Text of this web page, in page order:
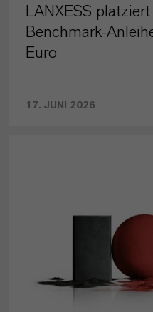
LANXESS
Benchmark-
Euro
17. JUNI 2026